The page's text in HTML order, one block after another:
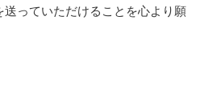
っていただけることを心より願